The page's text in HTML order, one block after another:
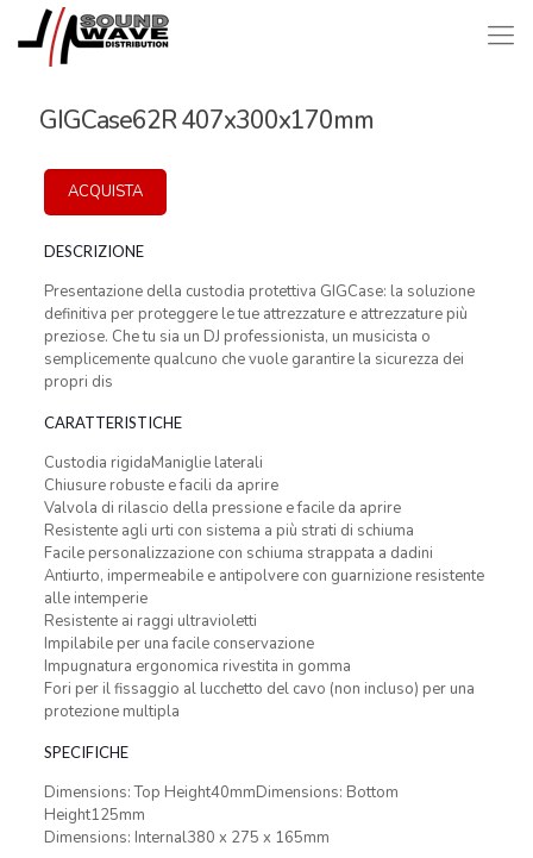
GIGCase62R 407x300x170mm
ACQUISTA
DESCRIZIONE
Presentazione della custodia protettiva GIGCase: la soluzione
definitiva per proteggere le tue attrezzature e attrezzature più
preziose. Che tu sia un DJ professionista, un musicista o
semplicemente qualcuno che vuole garantire la sicurezza dei
propri dis
CARATTERISTICHE
Custodia rigidaManiglie laterali
Chiusure robuste e facili da aprire
Valvola di rilascio della pressione e facile da aprire
Resistente agli urti con sistema a più strati di schiuma
Facile personalizzazione con schiuma strappata a dadini
Antiurto, impermeabile e antipolvere con guarnizione resistente
alle intemperie
Resistente ai raggi ultravioletti
Impilabile per una facile conservazione
Impugnatura ergonomica rivestita in gomma
Fori per il fissaggio al lucchetto del cavo (non incluso) per una
protezione multipla
SPECIFICHE
Dimensions: Top Height40mmDimensions: Bottom
Height125mm
Dimensions: Internal380 x 275 x 165mm